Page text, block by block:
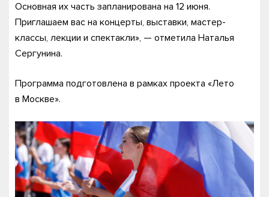
Основная их часть запланирована на 12 июня.
Приглашаем вас на концерты, выставки, мастер-
классы, лекции и спектакли», — отметила Наталья
Сергунина.
Программа подготовлена в рамках проекта «Лето
в Москве».